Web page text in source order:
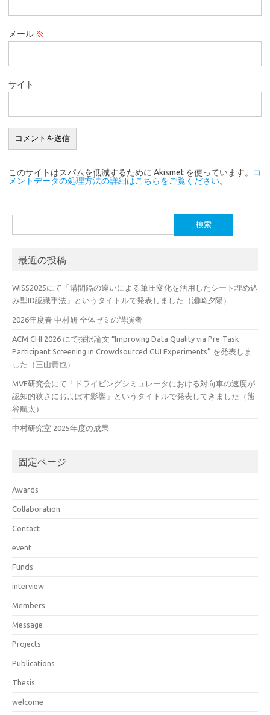
メール ※
サイト
このサイトはスパムを低減するために Akismet を使っています。
コ
メントデータの処理方法の詳細はこちらをご覧ください。
索:
最近の投稿
WISS2025にて「溝間隔の違いによる筆圧変化を活用したシート埋め込
み型ID認識手法」というタイトルで発表しました（瀬崎夕陽）
2026年度春 中村研 全体ゼミの講演者
ACM CHI 2026 にて採択論文 “Improving Data Quality via Pre-Task
Participant Screening in Crowdsourced GUI Experiments” を発表しま
した（三山貴也）
MVE研究会にて「ドライビングシミュレータにおける対向車の速度が
認知的狭さにおよぼす影響」というタイトルで発表してきました（熊
谷航太）
中村研究室 2025年度の成果
固定ページ
Awards
Collaboration
Contact
event
Funds
interview
Members
Message
Projects
Publications
Thesis
welcome